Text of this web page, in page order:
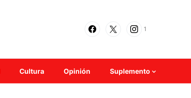
1
Cultura Opinión Suplemento